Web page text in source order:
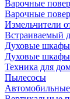
Варочные
Варочные
Измельчители
Встраиваемый
Духовые шкафы
Духовые шкафы
Техника для
Пылесосы